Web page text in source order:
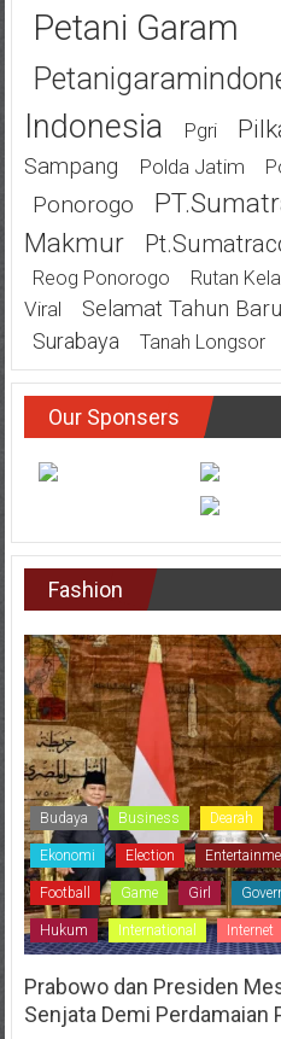
Petani Garam
Indonesia
Pgri
Sampang
Polda Jatim
Ponorogo
Makmur
Reog Ponorogo Rutan
Viral
Selamat Tahun
Surabaya
Tanah Longsor
Our Sponsers
Fashion
Budaya Business Dearah
Ekonomi Election
Football Game Girl
Hukum International Internet
Prabowo dan Presiden
Senjata Demi Perdamaian